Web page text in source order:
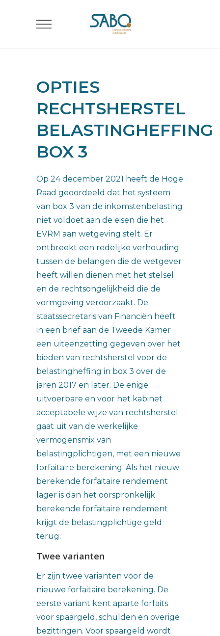
OPTIES
RECHTSHERSTEL
BELASTINGHEFFING
BOX 3
Op 24 december 2021 heeft de Hoge
Raad geoordeeld dat het systeem
van box 3 van de inkomstenbelasting
niet voldoet aan de eisen die het
EVRM aan wetgeving stelt. Er
ontbreekt een redelijke verhouding
tussen de belangen die de wetgever
heeft willen dienen met het stelsel
en de rechtsongelijkheid die de
vormgeving veroorzaakt. De
staatssecretaris van Financiën heeft
in een brief aan de Tweede Kamer
een uiteenzetting gegeven over het
bieden van rechtsherstel voor de
belastingheffing in box 3 over de
jaren 2017 en later. De enige
uitvoerbare en voor het kabinet
acceptabele wijze van rechtsherstel
gaat uit van de werkelijke
vermogensmix van
belastingplichtigen, met een nieuwe
forfaitaire berekening. Als het nieuw
berekende forfaitaire rendement
lager is dan het oorspronkelijk
berekende forfaitaire rendement
krijgt de belastingplichtige geld
terug.
Twee varianten
Er zijn twee varianten voor de
nieuwe forfaitaire berekening. De
eerste variant kent aparte forfaits
voor spaargeld, schulden en overige
bezittingen. Voor spaargeld wordt